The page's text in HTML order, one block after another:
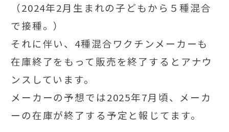
（2024年2月生まれの子どもから５種混合
で接種。）
それに伴い、4種混合ワクチンメーカーも
在庫終了をもって販売を終了するとアナウ
ンスしています。
メーカーの予想では2025年7月頃、メーカ
ーの在庫が終了する予定と報じてます。